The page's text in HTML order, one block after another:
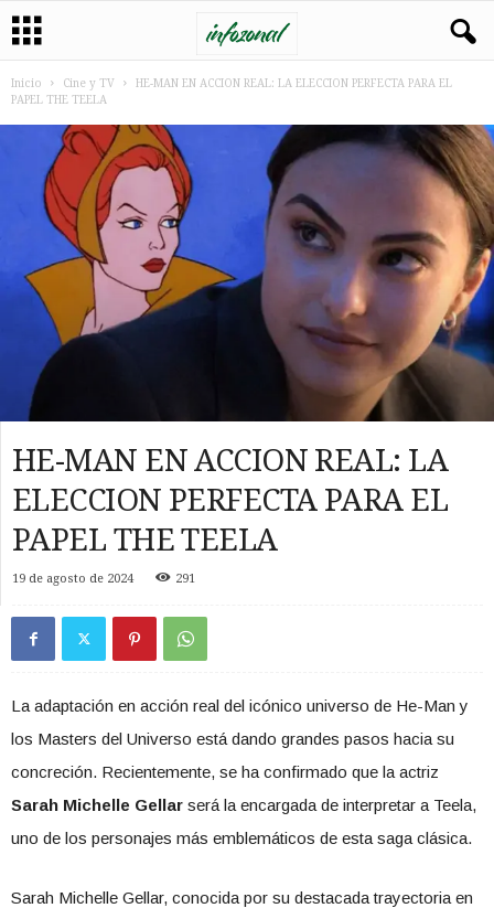
Inicio Cine y TV
HE-MAN EN ACCION REAL: LA ELECCION PERFECTA PARA EL
PAPEL THE TEELA
HE-MAN EN ACCION REAL: LA
ELECCION PERFECTA PARA EL
PAPEL THE TEELA
19 de agosto de 2024 291
La adaptación en acción real del icónico universo de He-Man y
los Masters del Universo está dando grandes pasos hacia su
concreción. Recientemente, se ha confirmado que la actriz
Sarah Michelle Gellar será la encargada de interpretar a Teela,
uno de los personajes más emblemáticos de esta saga clásica.
Sarah Michelle Gellar, conocida por su destacada trayectoria en